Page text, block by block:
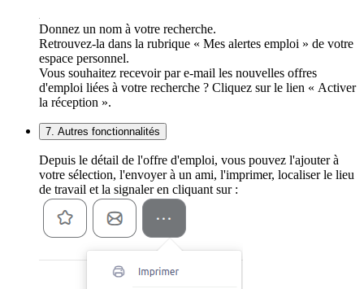
Donnez un nom à votre recherche.
Retrouvez-la dans la rubrique « Mes alertes emploi » de votre
espace personnel.
Vous souhaitez recevoir par e-mail les nouvelles offres
d'emploi liées à votre recherche ? Cliquez sur le lien « Activer
la réception ».
7. Autres fonctionnalités
Depuis le détail de l'offre d'emploi, vous pouvez l'ajouter à
votre sélection, l'envoyer à un ami, l'imprimer, localiser le lieu
de travail et la signaler en cliquant sur :